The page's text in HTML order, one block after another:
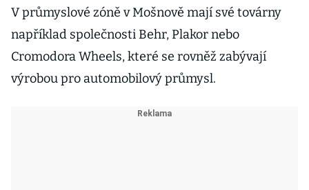
V průmyslové zóně v Mošnově mají své továrny
například společnosti Behr, Plakor nebo
Cromodora Wheels, které se rovněž zabývají
výrobou pro automobilový průmysl.